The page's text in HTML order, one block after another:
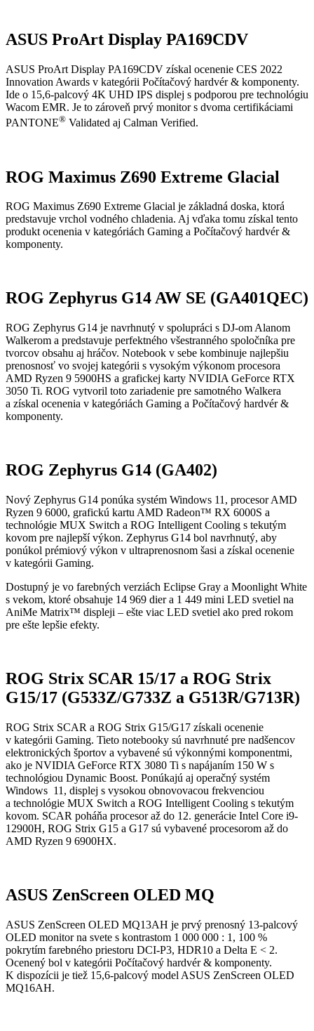
ASUS ProArt Display PA169CDV
ASUS ProArt Display PA169CDV získal ocenenie CES 2022
Innovation Awards v kategórii Počítačový hardvér & komponenty.
Ide o 15,6-palcový 4K UHD IPS displej s podporou pre technológiu
Wacom EMR. Je to zároveň prvý monitor s dvoma certifikáciami
PANTONE® Validated aj Calman Verified.
ROG Maximus Z690 Extreme Glacial
ROG Maximus Z690 Extreme Glacial je základná doska, ktorá
predstavuje vrchol vodného chladenia. Aj vďaka tomu získal tento
produkt ocenenia v kategóriách Gaming a Počítačový hardvér &
komponenty.
ROG Zephyrus G14 AW SE (GA401QEC)
ROG Zephyrus G14 je navrhnutý v spolupráci s DJ-om Alanom
Walkerom a predstavuje perfektného všestranného spoločníka pre
tvorcov obsahu aj hráčov. Notebook v sebe kombinuje najlepšiu
prenosnosť vo svojej kategórii s vysokým výkonom procesora
AMD Ryzen 9 5900HS a grafickej karty NVIDIA GeForce RTX
3050 Ti. ROG vytvoril toto zariadenie pre samotného Walkera
a získal ocenenia v kategóriách Gaming a Počítačový hardvér &
komponenty.
ROG Zephyrus G14 (GA402)
Nový Zephyrus G14 ponúka systém Windows 11, procesor AMD
Ryzen 9 6000, grafickú kartu AMD Radeon™ RX 6000S a
technológie MUX Switch a ROG Intelligent Cooling s tekutým
kovom pre najlepší výkon. Zephyrus G14 bol navrhnutý, aby
ponúkol prémiový výkon v ultraprenosnom šasi a získal ocenenie
v kategórii Gaming.
Dostupný je vo farebných verziách Eclipse Gray a Moonlight White
s vekom, ktoré obsahuje 14 969 dier a 1 449 mini LED svetiel na
AniMe Matrix™ displeji – ešte viac LED svetiel ako pred rokom
pre ešte lepšie efekty.
ROG Strix SCAR 15/17 a ROG Strix
G15/17 (G533Z/G733Z a G513R/G713R)
ROG Strix SCAR a ROG Strix G15/G17 získali ocenenie
v kategórii Gaming. Tieto notebooky sú navrhnuté pre nadšencov
elektronických športov a vybavené sú výkonnými komponentmi,
ako je NVIDIA GeForce RTX 3080 Ti s napájaním 150 W s
technológiou Dynamic Boost. Ponúkajú aj operačný systém
Windows 11, displej s vysokou obnovovacou frekvenciou
a technológie MUX Switch a ROG Intelligent Cooling s tekutým
kovom. SCAR poháňa procesor až do 12. generácie Intel Core i9-
12900H, ROG Strix G15 a G17 sú vybavené procesorom až do
AMD Ryzen 9 6900HX.
ASUS ZenScreen OLED MQ
ASUS ZenScreen OLED MQ13AH je prvý prenosný 13-palcový
OLED monitor na svete s kontrastom 1 000 000 : 1, 100 %
pokrytím farebného priestoru DCI-P3, HDR10 a Delta E < 2.
Ocenený bol v kategórii Počítačový hardvér & komponenty.
K dispozícii je tiež 15,6-palcový model ASUS ZenScreen OLED
MQ16AH.